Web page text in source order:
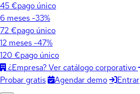
45 €pago único
6 meses -33%
72 €pago único
12 meses -47%
120 €pago único
¿Empresa? Ver catálogo corporativo
Probar gratis
Agendar demo Entrar